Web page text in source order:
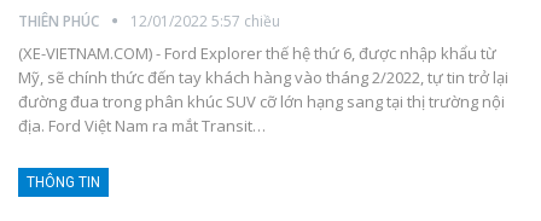
THIÊN PHÚC 12/01/2022 5:57 chiều
(XE-VIETNAM.COM) - Ford Explorer thế hệ thứ 6, được nhập khẩu từ
Mỹ, sẽ chính thức đến tay khách hàng vào tháng 2/2022, tự tin trở lại
đường đua trong phân khúc SUV cỡ lớn hạng sang tại thị trường nội
địa. Ford Việt Nam ra mắt Transit…
THÔNG TIN